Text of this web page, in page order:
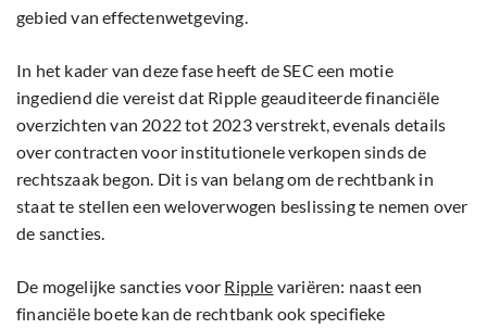
gebied van effectenwetgeving.
In het kader van deze fase heeft de SEC een motie
ingediend die vereist dat Ripple geauditeerde financiële
overzichten van 2022 tot 2023 verstrekt, evenals details
over contracten voor institutionele verkopen sinds de
rechtszaak begon. Dit is van belang om de rechtbank in
staat te stellen een weloverwogen beslissing te nemen over
de sancties.
De mogelijke sancties voor Ripple variëren: naast een
financiële boete kan de rechtbank ook specifieke